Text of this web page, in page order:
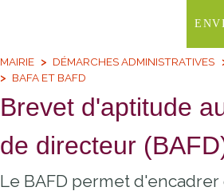
MAIRIE DÉMARCHES ADMINISTRATIVES
BAFA ET BAFD
Brevet d'aptitude
de directeur
Le BAFD permet